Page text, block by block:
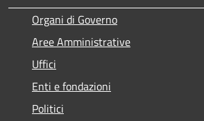
Organi di Governo
Aree Amministrative
Uffici
Enti e fondazioni
Politici